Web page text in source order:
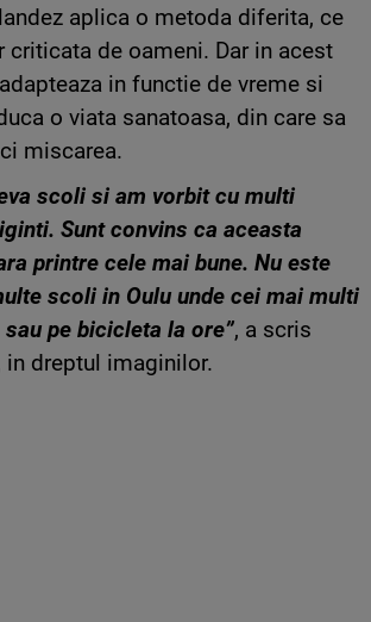
aplica o metoda diferita, ce
criticata de oameni. Dar in acest
in functie de vreme si
o viata sanatoasa, din care sa
miscarea.
scoli si am vorbit cu multi
Sunt convins ca aceasta
printre cele mai bune. Nu este
scoli in Oulu unde cei mai multi
pe bicicleta la ore”, a scris
in dreptul imaginilor.